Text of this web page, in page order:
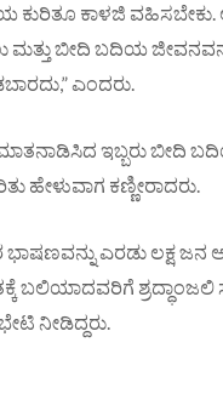
ಕಾಳಜಿ ವಹಿಸಬೇಕು.
ಮತ್ತು ಬೀದಿ ಬದಿಯ
ಎಂದರು.
ಮಾತನಾಡಿಸಿದ ಇಬ್ಬರು ಬೀದಿ
ಹೇಳುವಾಗ ಕಣ್ಣೀರಾದರು.
ಎರಡು ಲಕ್ಷ ಜನ
ಬಲಿಯಾದವರಿಗೆ
ನೀಡಿದ್ದರು.